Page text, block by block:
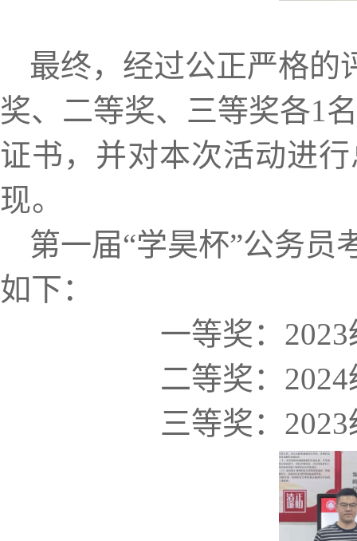
最终，经过公正严格的
奖、二等奖、三等奖各1
证书，并对本次活动进
现。
第一届“学昊杯”公务员
如下：
一等奖：
二等奖：
三等奖：